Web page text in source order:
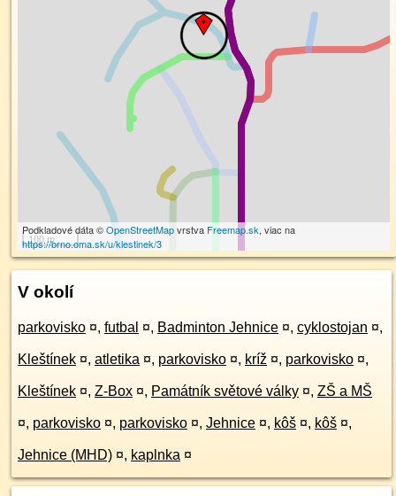
100 m
Podkladové dáta ©OpenStreetMapvrstva Freemap.sk, viac na
https://brno.oma.sk/u/klestinek/3
V okolí
parkovisko ¤, futbal ¤, Badminton Jehnice ¤, cyklostojan ¤,
Kleštínek ¤, atletika ¤, parkovisko ¤, kríž ¤, parkovisko ¤,
Kleštínek ¤, Z-Box ¤, Památník světové války ¤, ZŠ a MŠ
¤, parkovisko ¤, parkovisko ¤, Jehnice ¤, kôš ¤, kôš ¤,
Jehnice (MHD) ¤, kaplnka ¤